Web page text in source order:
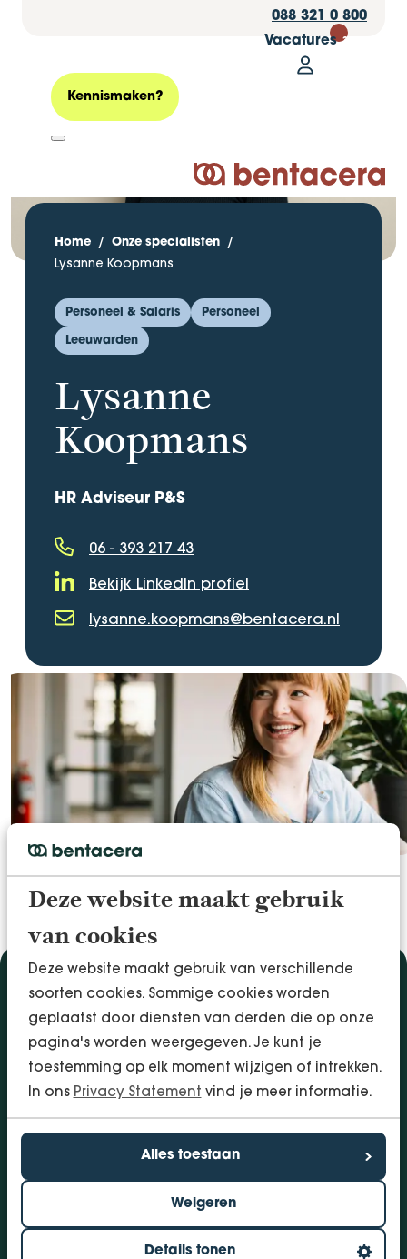
Deze website maakt gebruik
van cookies
Deze website maakt gebruik van verschillende
soorten cookies. Sommige cookies worden
geplaatst door diensten van derden die op onze
pagina's worden weergegeven. Je kunt je
toestemming op elk moment wijzigen of intrekken.
In ons Privacy Statement vind je meer informatie.
Alles toestaan
Weigeren
Details tonen
088 321 0 800
Vacatures 30
Mijn
Logo Bentacera
Kennismaken?
Home Onze specialisten
Lysanne Koopmans
Personeel & Salaris Personeel
Leeuwarden
Lysanne
Koopmans
HR Adviseur P&S
Telefoonnummer
06 - 393 217 43
LinkedIn Profiel
Bekijk LinkedIn profiel
lysanne.koopmans@bentacera.nl
Diensten
Accountancy & Administratie
Audit & Assurance
Arbo & Verzuim
Bedrijfsadvies
Belastingadvies
InSight - Inhouse Business Control